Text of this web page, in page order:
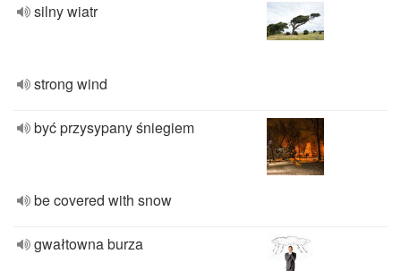
silny wiatr
strong wind
być przysypany śniegiem
be covered with snow
gwałtowna burza